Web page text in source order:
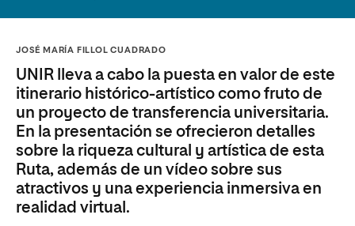
JOSÉ MARÍA FILLOL CUADRADO
UNIR lleva a cabo la puesta en valor de este
itinerario histórico-artístico como fruto de
un proyecto de transferencia universitaria.
En la presentación se ofrecieron detalles
sobre la riqueza cultural y artística de esta
Ruta, además de un vídeo sobre sus
atractivos y una experiencia inmersiva en
realidad virtual.